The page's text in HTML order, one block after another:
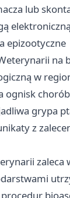
lub
epizootyczne
na
w
ognisk
grypa
z
zaleca